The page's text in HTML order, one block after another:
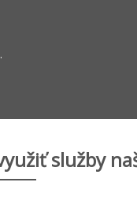
služby